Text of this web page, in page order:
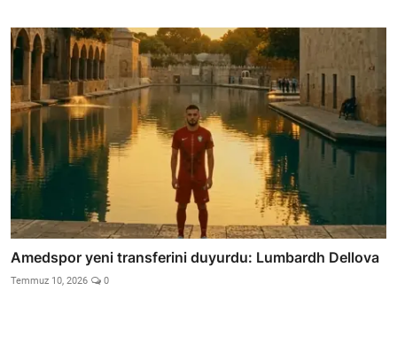
Amedspor yeni transferini duyurdu: Lumbardh Dellova
Temmuz 10, 2026 0